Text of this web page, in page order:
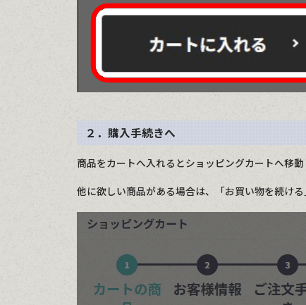
２．購入手続きへ
商品をカートへ入れるとショッピングカートへ移
他に欲しい商品がある場合は、「お買い物を続け